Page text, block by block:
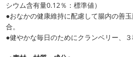
シウム含有量0.12％：標準値）
●おなかの健康維持に配慮して腸内の善
合。
●健やかな毎日のためにクランベリー、３